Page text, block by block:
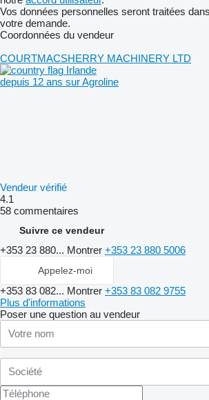
Vos données personnelles seront traitées
votre demande.
Coordonnées du vendeur
COURTMACSHERRY MACHINERY LTD
Irlande
depuis 12 ans sur Agroline
Vendeur vérifié
4.1
58 commentaires
Suivre ce vendeur
+353 23 880... Montrer +353 23 880 5006
Appelez-moi
+353 83 082... Montrer +353 83 082 9755
Plus d'informations
Poser une question au vendeur